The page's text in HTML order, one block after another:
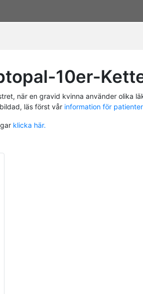
10er-
när en gravid kvinna använder olika
läs först vår information för
klicka här.